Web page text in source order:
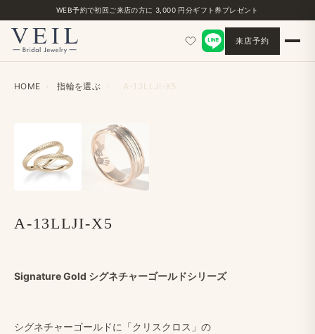
WEB予約で​初回ご来店の​方に​ 3,000 円分ギフト券プレゼント
来店予約
HOME › 指輪を​選ぶ › A-13LLJI-X5
A-13LLJI-X5
Signature Gold シグネチャーゴールドシリーズ
シグネチャーゴールドに​「クリスクロス」の